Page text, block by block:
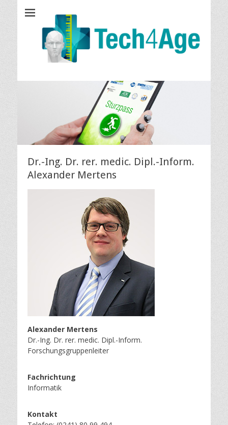
Dr.-Ing. Dr. rer. medic. Dipl.-Inform.
Alexander Mertens
Alexander Mertens
Dr.-Ing. Dr. rer. medic. Dipl.-Inform.
Forschungsgruppenleiter
Fachrichtung
Informatik
Kontakt